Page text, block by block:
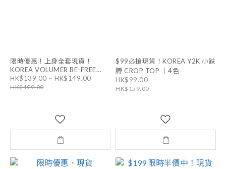
限時優惠！上身全套現貨！
KOREA VOLUMER BE-FREE
LACE RIBBED BRA TOP 連PAD
/ OUTER｜2色
HK$139.00 ~ HK$149.00
HK$199.00
$99必搶現貨！KOREA Y2K 小跌
膊 CROP TOP ｜4色
HK$99.00
HK$159.00